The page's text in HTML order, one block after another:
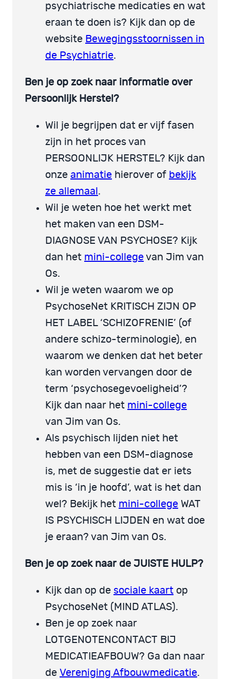
psychiatrische medicaties en wat
eraan te doen is? Kijk dan op de
website Bewegingsstoornissen in
de Psychiatrie.
Ben je op zoek naar informatie over
Persoonlijk Herstel?
Wil je begrijpen dat er vijf fasen
zijn in het proces van
PERSOONLIJK HERSTEL? Kijk dan
onze animatie hierover of bekijk
ze allemaal .
Wil je weten hoe het werkt met
het maken van een DSM-
DIAGNOSE VAN PSYCHOSE? Kijk
dan het mini-college van Jim van
Os.
Wil je weten waarom we op
PsychoseNet KRITISCH ZIJN OP
HET LABEL ‘SCHIZOFRENIE’ (of
andere schizo-terminologie), en
waarom we denken dat het beter
kan worden vervangen door de
term ‘psychosegevoeligheid’?
Kijk dan naar het mini-college
van Jim van Os.
Als psychisch lijden niet het
hebben van een DSM-diagnose
is, met de suggestie dat er iets
mis is ‘in je hoofd’, wat is het dan
wel? Bekijk het mini-college WAT
IS PSYCHISCH LIJDEN en wat doe
je eraan? van Jim van Os.
Ben je op zoek naar de JUISTE HULP?
Kijk dan op de sociale kaart op
PsychoseNet (MIND ATLAS).
Ben je op zoek naar
LOTGENOTENCONTACT BIJ
MEDICATIEAFBOUW? Ga dan naar
de Vereniging Afbouwmedicatie.